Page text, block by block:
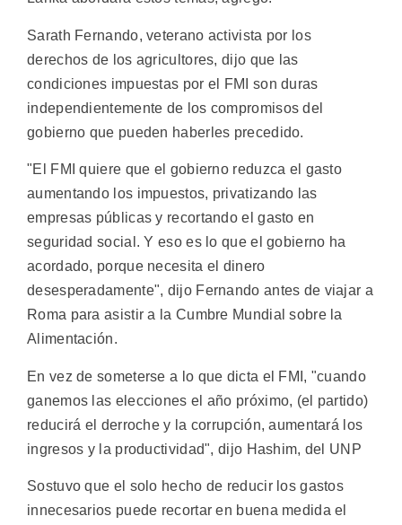
Sarath Fernando, veterano activista por los
derechos de los agricultores, dijo que las
condiciones impuestas por el FMI son duras
independientemente de los compromisos del
gobierno que pueden haberles precedido.
"El FMI quiere que el gobierno reduzca el gasto
aumentando los impuestos, privatizando las
empresas públicas y recortando el gasto en
seguridad social. Y eso es lo que el gobierno ha
acordado, porque necesita el dinero
desesperadamente", dijo Fernando antes de viajar a
Roma para asistir a la Cumbre Mundial sobre la
Alimentación.
En vez de someterse a lo que dicta el FMI, "cuando
ganemos las elecciones el año próximo, (el partido)
reducirá el derroche y la corrupción, aumentará los
ingresos y la productividad", dijo Hashim, del UNP
Sostuvo que el solo hecho de reducir los gastos
innecesarios puede recortar en buena medida el